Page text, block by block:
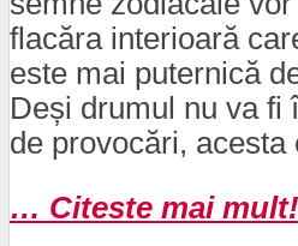
flacăra interioară
este mai puternică
Deși drumul nu va fi
de provocări,
… Citeste mai mult!